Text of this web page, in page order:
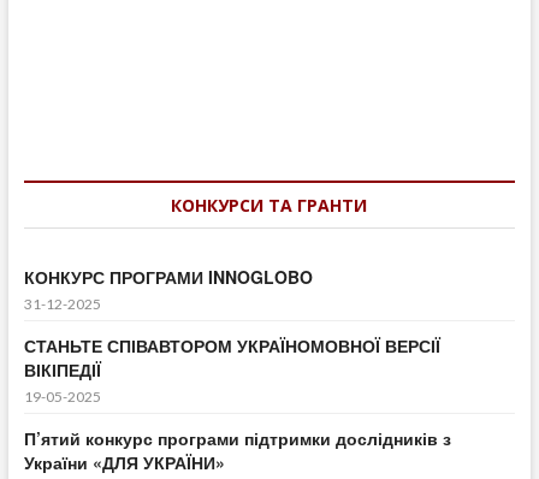
КОНКУРСИ ТА ГРАНТИ
КОНКУРС ПРОГРАМИ INNOGLOBO
31-12-2025
СТАНЬТЕ СПІВАВТОРОМ УКРАЇНОМОВНОЇ ВЕРСІЇ
ВІКІПЕДІЇ
19-05-2025
П’ятий конкурс програми підтримки дослідників з
України «ДЛЯ УКРАЇНИ»